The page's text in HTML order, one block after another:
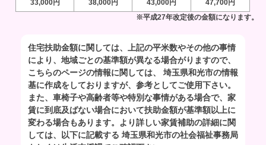
33,000円 38,000円 43,000円
47,700円
※平成27年改定後の金額になります。
住宅扶助金額に関しては、上記の平米数やその他の事情
により、地域ごとの基準額が異なる場合がりますので、
こちらのページの情報に関しては、 埼玉県和光市の情報
基に作成をしておりますが、参考としてご使用下さい。
また、車椅子や高齢者等や特別な事情がある場合で、家
賃に到底及ばない場合において扶助金額が基準額以上に
変わる場合もあります。より詳しい家賃補助の詳細に関
しては、以下に記載する 埼玉県和光市の社会福祉事務局